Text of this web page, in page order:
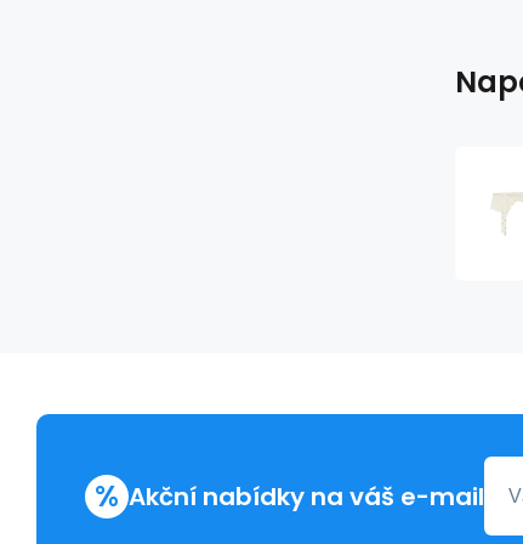
% Akční nabídky na váš e-mail